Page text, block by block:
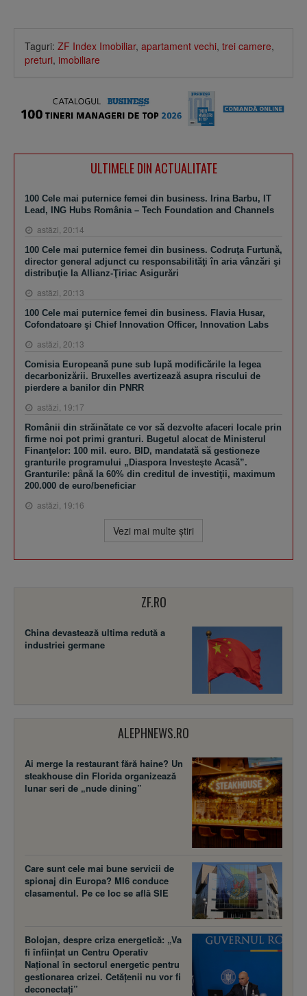
Taguri: ZF Index Imobiliar, apartament vechi, trei camere,
preturi, imobiliare
ULTIMELE DIN ACTUALITATE
100 Cele mai puternice femei din business. Irina Barbu, IT
Lead, ING Hubs România – Tech Foundation and Channels
astăzi, 20:14
100 Cele mai puternice femei din business. Codruţa Furtună,
director general adjunct cu responsabilităţi în aria vânzări şi
distribuţie la Allianz-Ţiriac Asigurări
astăzi, 20:13
100 Cele mai puternice femei din business. Flavia Husar,
Cofondatoare şi Chief Innovation Officer, Innovation Labs
astăzi, 20:13
Comisia Europeană pune sub lupă modificările la legea
decarbonizării. Bruxelles avertizează asupra riscului de
pierdere a banilor din PNRR
astăzi, 19:17
Românii din străinătate ce vor să dezvolte afaceri locale prin
firme noi pot primi granturi. Bugetul alocat de Ministerul
Finanţelor: 100 mil. euro. BID, mandatată să gestioneze
granturile programului „Diaspora Investeşte Acasă”.
Granturile: până la 60% din creditul de investiţii, maximum
200.000 de euro/beneficiar
astăzi, 19:16
Vezi mai multe ştiri
ZF.RO
China devastează ultima redută a
industriei germane
ALEPHNEWS.RO
Ai merge la restaurant fără haine? Un
steakhouse din Florida organizează
lunar seri de „nude dining”
Care sunt cele mai bune servicii de
spionaj din Europa? MI6 conduce
clasamentul. Pe ce loc se află SIE
Bolojan, despre criza energetică: „Va
fi înființat un Centru Operativ
Național în sectorul energetic pentru
gestionarea crizei. Cetățenii nu vor fi
deconectați”